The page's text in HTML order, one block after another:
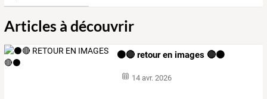
Articles à découvrir
⚫️🔴 retour en images 🔴⚫️
14 avr. 2026